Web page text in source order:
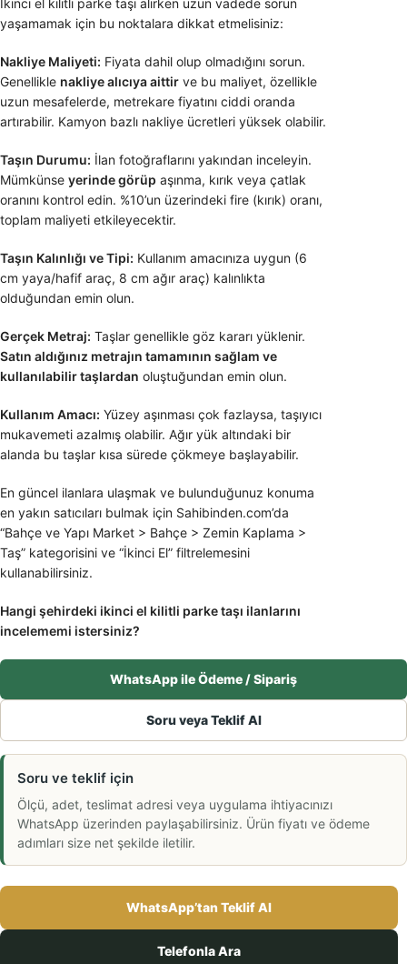
yaşamamak için bu noktalara dikkat etmelisiniz:
Nakliye Maliyeti: Fiyata dahil olup olmadığını sorun.
Genellikle nakliye alıcıya aittir ve bu maliyet, özellikle
uzun mesafelerde, metrekare fiyatını ciddi oranda
artırabilir. Kamyon bazlı nakliye ücretleri yüksek olabilir.
Taşın Durumu: İlan fotoğraflarını yakından inceleyin.
Mümkünse yerinde görüp aşınma, kırık veya çatlak
oranını kontrol edin. %10’un üzerindeki fire (kırık) oranı,
toplam maliyeti etkileyecektir.
Taşın Kalınlığı ve Tipi: Kullanım amacınıza uygun (6
cm yaya/hafif araç, 8 cm ağır araç) kalınlıkta
olduğundan emin olun.
Gerçek Metraj: Taşlar genellikle göz kararı yüklenir.
Satın aldığınız metrajın tamamının sağlam ve
kullanılabilir taşlardan oluştuğundan emin olun.
Kullanım Amacı: Yüzey aşınması çok fazlaysa, taşıyıcı
mukavemeti azalmış olabilir. Ağır yük altındaki bir
alanda bu taşlar kısa sürede çökmeye başlayabilir.
En güncel ilanlara ulaşmak ve bulunduğunuz konuma
en yakın satıcıları bulmak için Sahibinden.com’da
“Bahçe ve Yapı Market > Bahçe > Zemin Kaplama >
Taş” kategorisini ve “İkinci El” filtrelemesini
kullanabilirsiniz.
Hangi şehirdeki ikinci el kilitli parke taşı ilanlarını
incelememi istersiniz?
WhatsApp ile Ödeme / Sipariş
Soru veya Teklif Al
Soru ve teklif için
Ölçü, adet, teslimat adresi veya uygulama ihtiyacınızı
WhatsApp üzerinden paylaşabilirsiniz. Ürün fiyatı ve ödeme
adımları size net şekilde iletilir.
WhatsApp’tan Teklif Al
Telefonla Ara